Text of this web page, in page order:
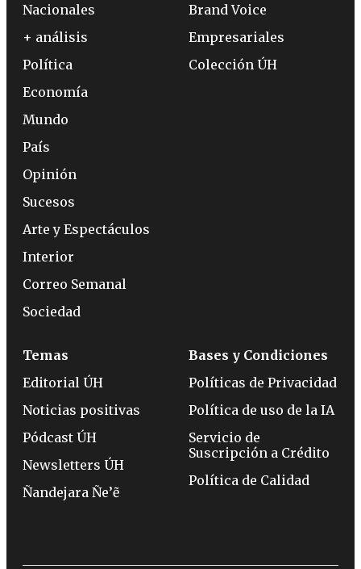
Nacionales
+ análisis
Política
Economía
Mundo
País
Opinión
Sucesos
Arte y Espectáculos
Interior
Correo Semanal
Sociedad
Brand Voice
Empresariales
Colección ÚH
Temas
Editorial ÚH
Noticias positivas
Pódcast ÚH
Newsletters ÚH
Ñandejara Ñe’ẽ
Bases y Condiciones
Políticas de Privacidad
Política de uso de la IA
Servicio de
Suscripción a Crédito
Política de Calidad